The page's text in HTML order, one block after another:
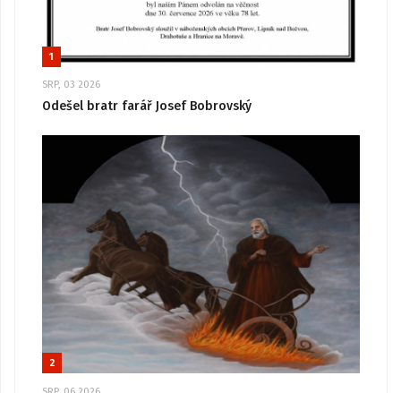
1
SRP, 03 2026
Odešel bratr farář Josef Bobrovský
2